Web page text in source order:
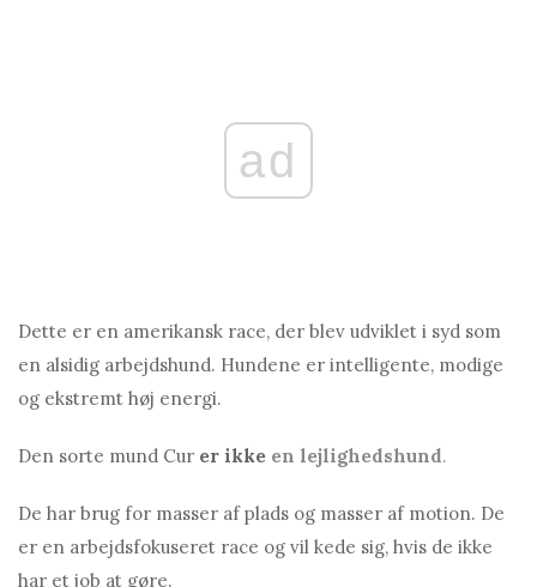
ad
Dette er en amerikansk race, der blev udviklet i syd som
en alsidig arbejdshund. Hundene er intelligente, modige
og ekstremt høj energi.
Den sorte mund Cur er ikke en lejlighedshund.
De har brug for masser af plads og masser af motion. De
er en arbejdsfokuseret race og vil kede sig, hvis de ikke
har et job at gøre.